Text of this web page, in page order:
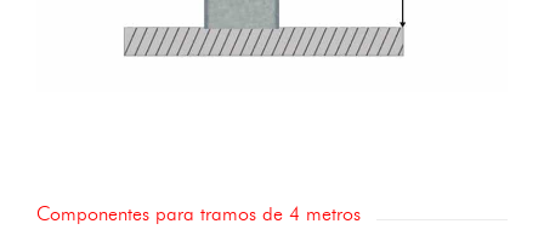
Componentes para tramos de 4 metros